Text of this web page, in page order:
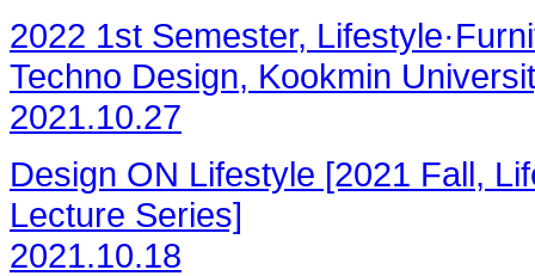
2022 1st Semester,
Techno Design, Kookmin
2021.10.27
Design ON Lifestyle [2021 Fall,
Lecture Series]
2021.10.18